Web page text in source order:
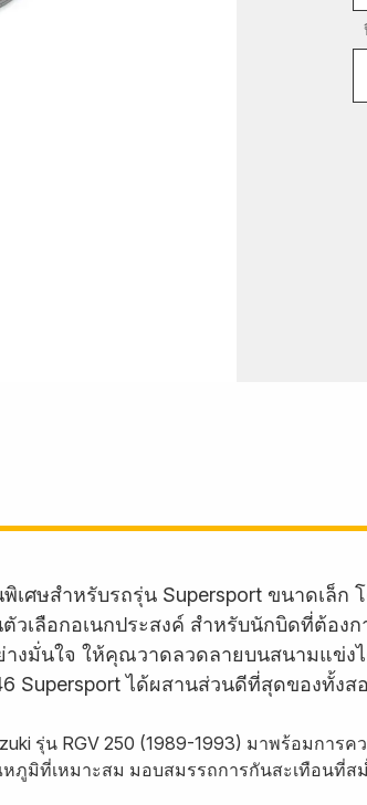
เศษสำหรับรถรุ่น Supersport ขนาดเล็
วเลือกอเนกประสงค์ สำหรับนักบิดที่ต้อง
างมั่นใจ ให้คุณวาดลวดลายบนสนามแข่
Supersport ได้ผสานส่วนดีที่สุดของทั้งส
รุ่น RGV 250 (1989-1993) มาพร้อมกา
ภูมิที่เหมาะสม มอบสมรรถการกันสะเทือนที่